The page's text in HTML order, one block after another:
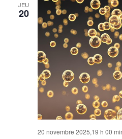
JEU
20
20 novembre 2025,19 h 00